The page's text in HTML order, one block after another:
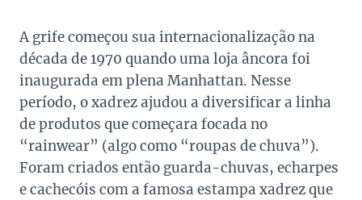
A grife começou sua internacionalização na
década de 1970 quando uma loja âncora foi
inaugurada em plena Manhattan. Nesse
período, o xadrez ajudou a diversificar a linha
de produtos que começara focada no
“rainwear” (algo como “roupas de chuva”).
Foram criados então guarda-chuvas, echarpes
e cachecóis com a famosa estampa xadrez que